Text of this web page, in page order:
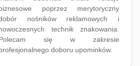
poprzez merytoryczny
nośników reklamowych i
technik znakowania.
się w zakresie
doboru upominków.